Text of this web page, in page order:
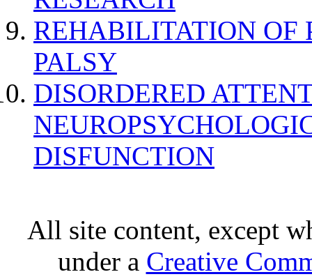
REHABILITATION OF
PALSY
DISORDERED
DISFUNCTION
All site content, except
under a Creative